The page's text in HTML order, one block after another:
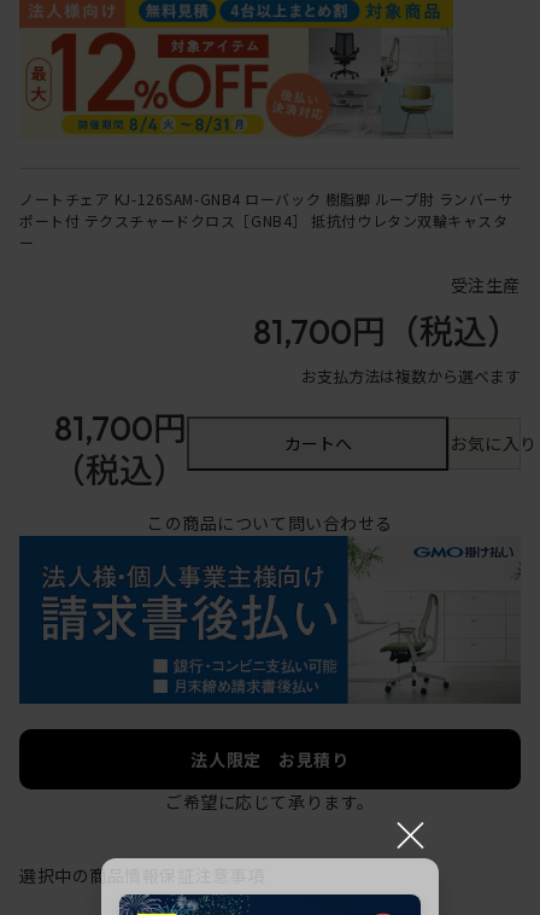
ノートチェア KJ-126SAM-GNB4 ローバック 樹脂脚 ループ肘 ランバーサ
ポート付 テクスチャードクロス［GNB4］ 抵抗付ウレタン双輪キャスタ
ー
受注生産
81,700円 （税込）
お支払方法は複数から選べます
81,700円
（税込）
カートへ お気に入
この商品について問い合わせる
法人限定 お見積り
ご希望に応じて承ります。
選択中の商品情報
×